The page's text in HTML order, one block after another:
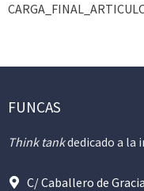
FUNCAS
Think tankdedicado a la
C/ Caballero de